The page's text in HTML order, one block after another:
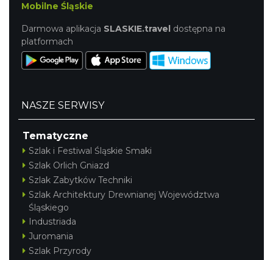
Mobilne Śląskie
Darmowa aplikacja SLASKIE.travel dostępna na
platformach
NASZE SERWISY
Tematyczne
Szlak i Festiwal Śląskie Smaki
Szlak Orlich Gniazd
Szlak Zabytków Techniki
Szlak Architektury Drewnianej Województwa
Śląskiego
Industriada
Juromania
Szlak Przyrody